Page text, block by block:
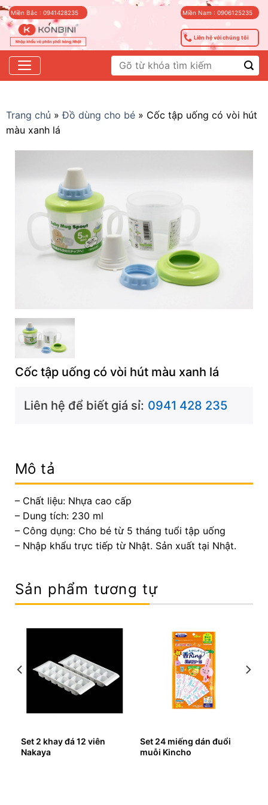
Skip
to
content
Miền Bắc : 0941428235 Miền Nam : 0906125235
Liên hệ với chúng tôi
Tìm
kiếm:
Trang chủ »Đồ dùng cho bé » Cốc tập uống có vòi hút
màu xanh lá
Cốc tập uống có vòi hút màu xanh lá
Liên hệ để biết giá sỉ: 0941 428 235
Mô tả
– Chất liệu: Nhựa cao cấp
– Dung tích: 230 ml
– Công dụng: Cho bé từ 5 tháng tuổi tập uống
– Nhập khẩu trực tiếp từ Nhật. Sản xuất tại Nhật.
Sản phẩm tương tự
Set 2 khay đá 12 viên
Nakaya
Set 24 miếng dán đuổi
muỗi Kincho